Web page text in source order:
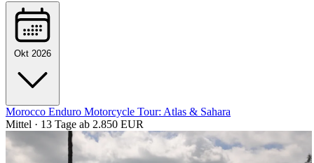
Okt 2026
Morocco Enduro Motorcycle Tour: Atlas & Sahara
Mittel · 13 Tage ab 2.850 EUR